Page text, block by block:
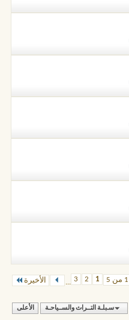
1
2
3
... الأخيرة
سـبلـة التــراث والســياحـة الأعلى